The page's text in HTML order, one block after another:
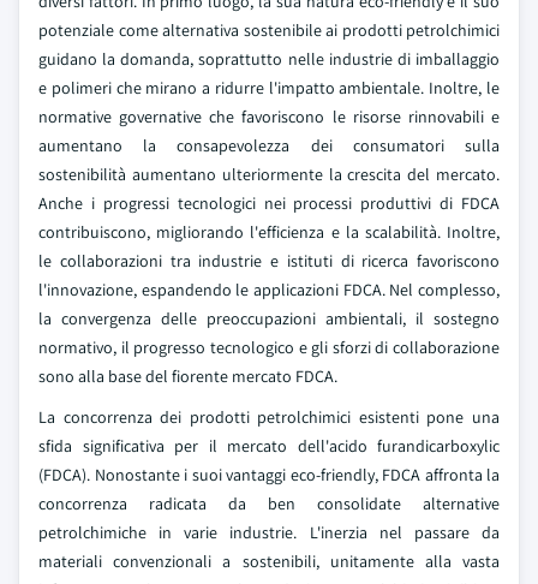
potenziale come alternativa sostenibile ai prodotti petrolchimici
guidano la domanda, soprattutto nelle industrie di imballaggio
e polimeri che mirano a ridurre l'impatto ambientale. Inoltre, le
normative governative che favoriscono le risorse rinnovabili e
aumentano la consapevolezza dei consumatori sulla
sostenibilità aumentano ulteriormente la crescita del mercato.
Anche i progressi tecnologici nei processi produttivi di FDCA
contribuiscono, migliorando l'efficienza e la scalabilità. Inoltre,
le collaborazioni tra industrie e istituti di ricerca favoriscono
l'innovazione, espandendo le applicazioni FDCA. Nel complesso,
la convergenza delle preoccupazioni ambientali, il sostegno
normativo, il progresso tecnologico e gli sforzi di collaborazione
sono alla base del fiorente mercato FDCA.
La concorrenza dei prodotti petrolchimici esistenti pone una
sfida significativa per il mercato dell'acido furandicarboxylic
(FDCA). Nonostante i suoi vantaggi eco-friendly, FDCA affronta la
concorrenza radicata da ben consolidate alternative
petrolchimiche in varie industrie. L'inerzia nel passare da
materiali convenzionali a sostenibili, unitamente alla vasta